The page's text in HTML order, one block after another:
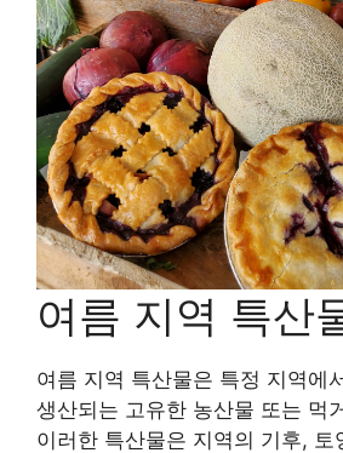
여름 지역 특산
여름 지역 특산물은 특정 지역에
생산되는 고유한 농산물 또는 먹
이러한 특산물은 지역의 기후, 토